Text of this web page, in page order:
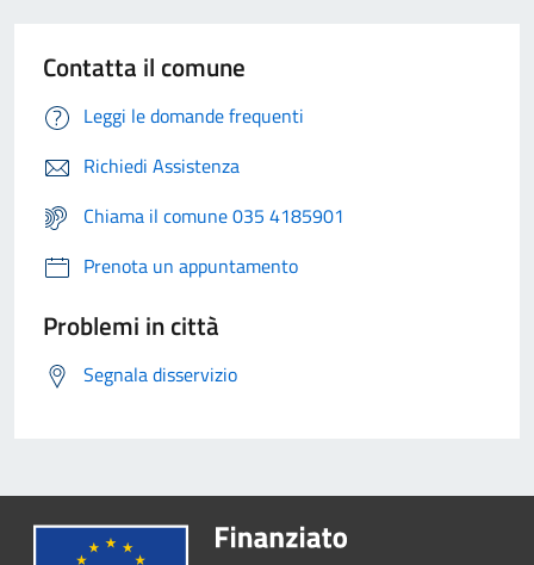
Contatta il comune
Leggi le domande frequenti
Richiedi Assistenza
Chiama il comune 035 4185901
Prenota un appuntamento
Problemi in città
Segnala disservizio